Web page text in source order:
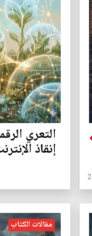
التعري
إنقاذ
مقالات الكتاب